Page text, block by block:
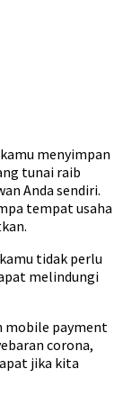
menyimpan
tunai raib
Anda sendiri.
tempat usaha
tidak perlu
melindungi
mobile payment
corona,
jika kita